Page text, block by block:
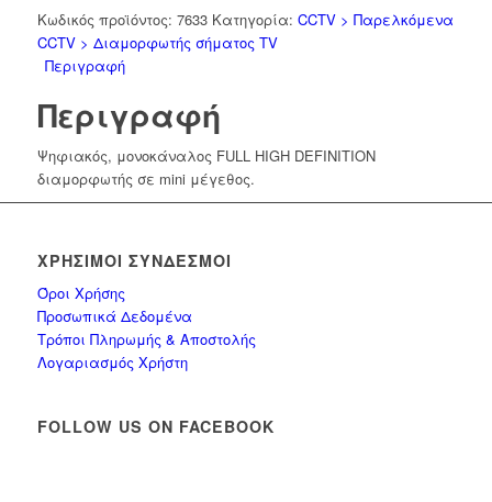
Κωδικός προϊόντος: 7633 Κατηγορία: CCTV > Παρελκόμενα
CCTV > Διαμορφωτής σήματος TV
Περιγραφή
Περιγραφή
Ψηφιακός, μονοκάναλος FULL HIGH DEFINITION
διαμορφωτής σε mini μέγεθος.
ΧΡΉΣΙΜΟΙ ΣΎΝΔΕΣΜΟΙ
Όροι Χρήσης
Προσωπικά Δεδομένα
Τρόποι Πληρωμής & Αποστολής
Λογαριασμός Χρήστη
FOLLOW US ON FACEBOOK